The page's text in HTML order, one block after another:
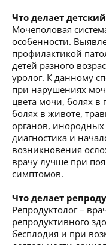
Что делает
Мочеполовая
особенности.
профилактикой
детей разного
уролог. К данному
при нарушениях
цвета мочи, болях в
болях в животе,
органов, инородных
диагностика и
возникновения
врачу лучше при
симптомов.
Что делает
Репродуктолог –
репродуктивного
бесплодия и при